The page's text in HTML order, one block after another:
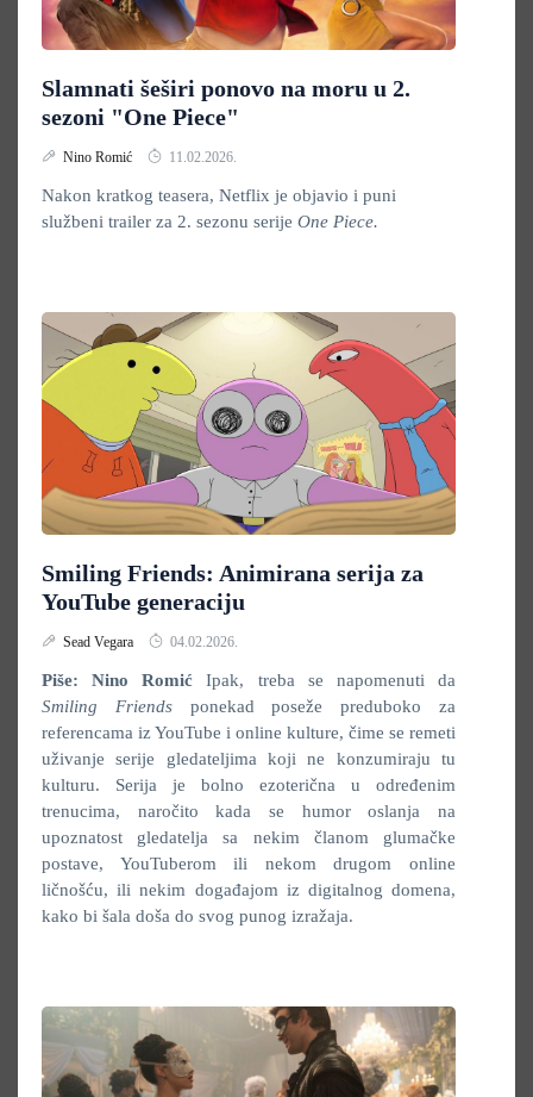
Slamnati šeširi ponovo na moru u 2.
sezoni "One Piece"
Nino Romić 11.02.2026.
Nakon kratkog teasera, Netflix je objavio i puni
službeni trailer za 2. sezonu serije One Piece.
Smiling Friends: Animirana serija za
YouTube generaciju
Sead Vegara 04.02.2026.
Piše: Nino Romić Ipak, treba se napomenuti da
Smiling Friends ponekad poseže preduboko za
referencama iz YouTube i online kulture, čime se remeti
uživanje serije gledateljima koji ne konzumiraju tu
kulturu. Serija je bolno ezoterična u određenim
trenucima, naročito kada se humor oslanja na
upoznatost gledatelja sa nekim članom glumačke
postave, YouTuberom ili nekom drugom online
ličnošću, ili nekim događajom iz digitalnog domena,
kako bi šala doša do svog punog izražaja.